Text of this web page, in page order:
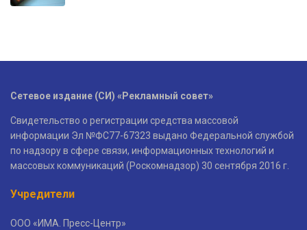
Сетевое издание (СИ) «Рекламный совет»
Свидетельство о регистрации средства массовой
информации Эл №ФС77-67323 выдано Федеральной службой
по надзору в сфере связи, информационных технологий и
массовых коммуникаций (Роскомнадзор) 30 сентября 2016 г.
Учредители
ООО «ИМА. Пресс-Центр»